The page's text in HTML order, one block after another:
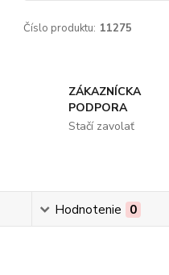
Číslo produktu: 11275
ZÁKAZNÍCKA
PODPORA
Stačí zavolať
Hodnotenie 0